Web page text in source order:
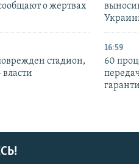
о жертвах
стадион,
власти
16:59
60